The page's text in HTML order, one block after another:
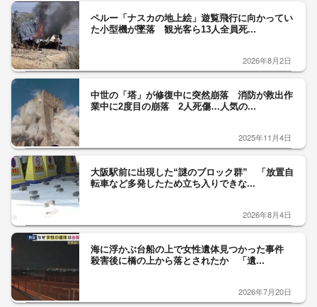
ペルー「ナスカの地上絵」遊覧飛行に向かってい
た小型機が墜落 観光客ら13人全員死...
2026年8月2日
中世の「塔」が修復中に突然崩落 消防が救出作
業中に2度目の崩落 2人死傷…人気の...
2025年11月4日
大阪駅前に出現した“謎のブロック群” 「放置自
転車など多発したため立ち入りできな...
2026年8月4日
海に浮かぶ台船の上で女性遺体見つかった事件
殺害後に橋の上から落とされたか 「遺...
2026年7月20日